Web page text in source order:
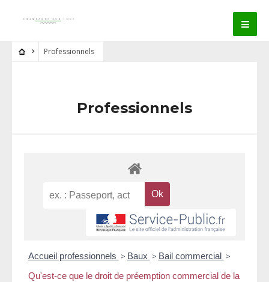
Professionnels
Professionnels
Accueil professionnels > Baux > Bail commercial >
Qu'est-ce que le droit de préemption commercial de la